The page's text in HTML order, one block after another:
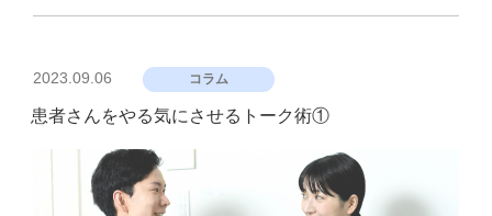
投
日:
2023.09.06 コラム
患者さんをやる気にさせるトーク術①